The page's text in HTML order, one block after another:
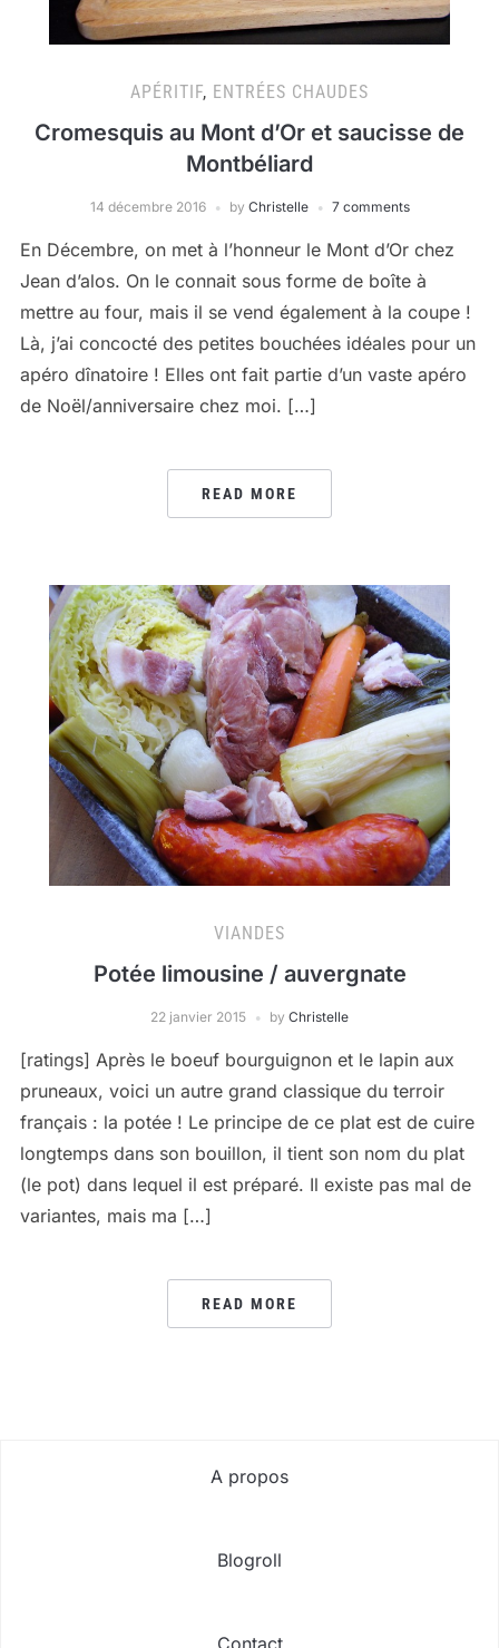
APÉRITIF, ENTRÉES CHAUDES
Cromesquis au Mont d’Or et saucisse de
Montbéliard
14 décembre 2016 by Christelle 7 comments
En Décembre, on met à l’honneur le Mont d’Or chez
Jean d’alos. On le connait sous forme de boîte à
mettre au four, mais il se vend également à la coupe !
Là, j’ai concocté des petites bouchées idéales pour un
apéro dînatoire ! Elles ont fait partie d’un vaste apéro
de Noël/anniversaire chez moi. […]
READ MORE
VIANDES
Potée limousine / auvergnate
22 janvier 2015 by Christelle
[ratings] Après le boeuf bourguignon et le lapin aux
pruneaux, voici un autre grand classique du terroir
français : la potée ! Le principe de ce plat est de cuire
longtemps dans son bouillon, il tient son nom du plat
(le pot) dans lequel il est préparé. Il existe pas mal de
variantes, mais ma […]
READ MORE
A propos
Blogroll
Contact